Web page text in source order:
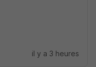
il y a 3 heures